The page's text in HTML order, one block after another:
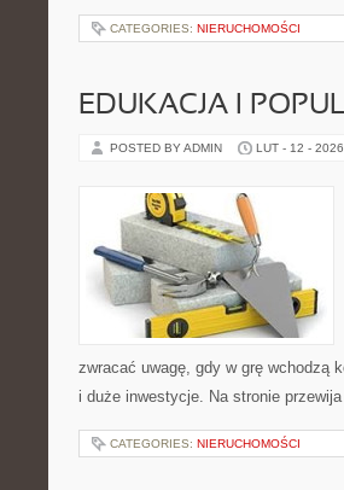
CATEGORIES: NIERUCHOMOŚCI
EDUKACJA I
POSTED BY ADMIN LUT - 12 - 2026
zwracać uwagę, gdy w grę wchodzą
i duże inwestycje. Na stronie
CATEGORIES: NIERUCHOMOŚCI